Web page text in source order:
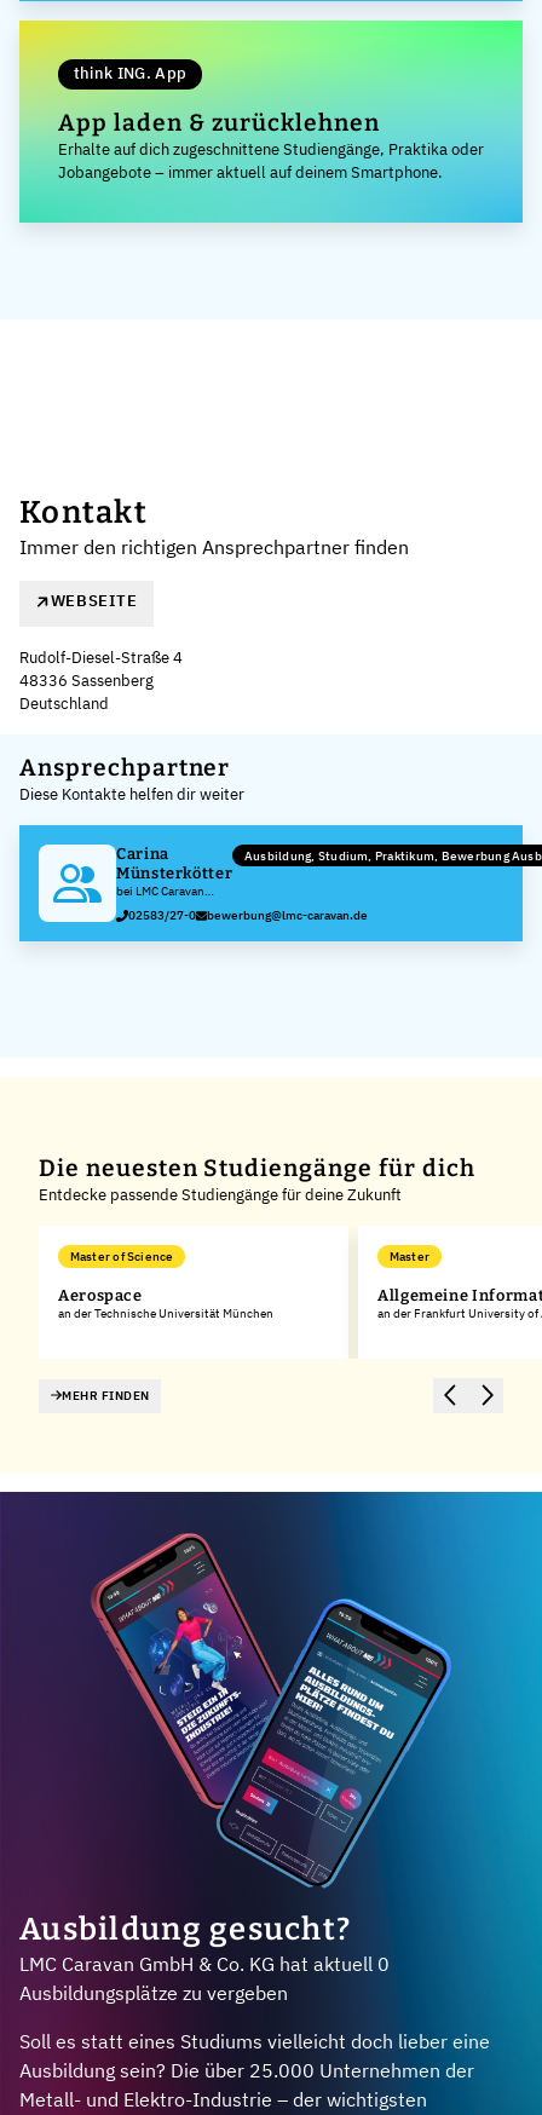
think ING. App
App laden & zurücklehnen
Erhalte auf dich zugeschnittene Studiengänge, Praktika oder
Jobangebote – immer aktuell auf deinem Smartphone.
Kontakt
Immer den richtigen Ansprechpartner finden
WEBSEITE
Rudolf-Diesel-Straße 4
48336 Sassenberg
Deutschland
+
−
Ansprechpartner
Diese Kontakte helfen dir weiter
Carina
Münsterkötter
bei LMC Caravan
GmbH & Co. KG
Ausbildung, Studium, Praktikum, Bewerbung
02583/27-0 bewerbung@lmc-caravan.de
Die neuesten Studiengänge für dich
Entdecke passende Studiengänge für deine Zukunft
Master of Science
Aerospace
an der Technische Universität München
Master
Allgemeine
an der Frankfurt University of
MEHR FINDEN
Ausbildung gesucht?
LMC Caravan GmbH & Co. KG hat aktuell 0
Ausbildungsplätze zu vergeben
Soll es statt eines Studiums vielleicht doch lieber eine
Ausbildung sein? Die über 25.000 Unternehmen der
Metall- und Elektro-Industrie – der wichtigsten